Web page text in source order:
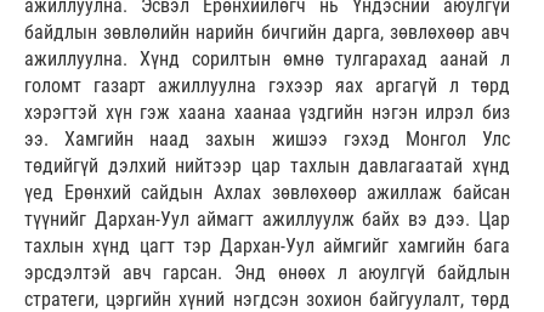
ажиллуулна. Эсвэл Ерөнхийлөгч нь Үндэсний аюулгүй
байдлын зөвлөлийн нарийн бичгийн дарга, зөвлөхөөр авч
ажиллуулна. Хүнд сорилтын өмнө тулгарахад аанай л
голомт газарт ажиллуулна гэхээр яах аргагүй л төрд
хэрэгтэй хүн гэж хаана хаанаа үздгийн нэгэн илрэл биз
ээ. Хамгийн наад захын жишээ гэхэд Монгол Улс
төдийгүй дэлхий нийтээр цар тахлын давлагаатай хүнд
үед Ерөнхий сайдын Ахлах зөвлөхөөр ажиллаж байсан
түүнийг Дархан-Уул аймагт ажиллуулж байх вэ дээ. Цар
тахлын хүнд цагт тэр Дархан-Уул аймгийг хамгийн бага
эрсдэлтэй авч гарсан. Энд өнөөх л аюулгүй байдлын
стратеги, цэргийн хүний нэгдсэн зохион байгуулалт, төрд